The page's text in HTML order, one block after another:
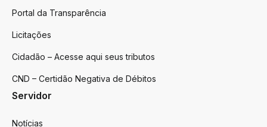
Portal da Transparência
Licitações
Cidadão – Acesse aqui seus tributos
CND – Certidão Negativa de Débitos
Servidor
Notícias